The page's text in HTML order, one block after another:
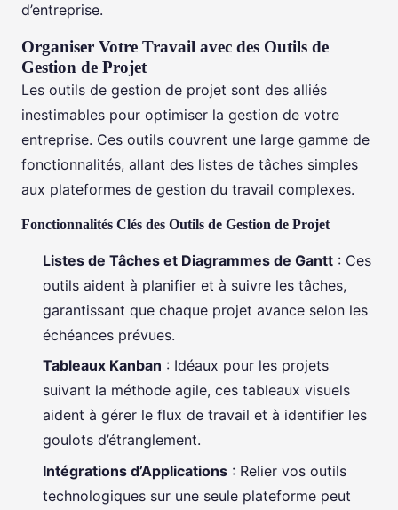
d’entreprise.
Organiser Votre Travail avec des Outils de
Gestion de Projet
Les outils de gestion de projet sont des alliés
inestimables pour optimiser la gestion de votre
entreprise. Ces outils couvrent une large gamme de
fonctionnalités, allant des listes de tâches simples
aux plateformes de gestion du travail complexes.
Fonctionnalités Clés des Outils de Gestion de Projet
Listes de Tâches et Diagrammes de Gantt : Ces
outils aident à planifier et à suivre les tâches,
garantissant que chaque projet avance selon les
échéances prévues.
Tableaux Kanban : Idéaux pour les projets
suivant la méthode agile, ces tableaux visuels
aident à gérer le flux de travail et à identifier les
goulots d’étranglement.
Intégrations d’Applications : Relier vos outils
technologiques sur une seule plateforme peut